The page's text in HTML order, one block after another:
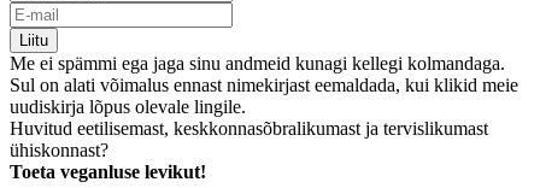
Liitu
Me ei spämmi ega jaga sinu andmeid kunagi kellegi kolmandaga.
Sul on alati võimalus ennast nimekirjast eemaldada, kui klikid meie
uudiskirja lõpus olevale lingile.
Huvitud eetilisemast, keskkonnasõbralikumast ja tervislikumast
ühiskonnast?
Toeta veganluse levikut!